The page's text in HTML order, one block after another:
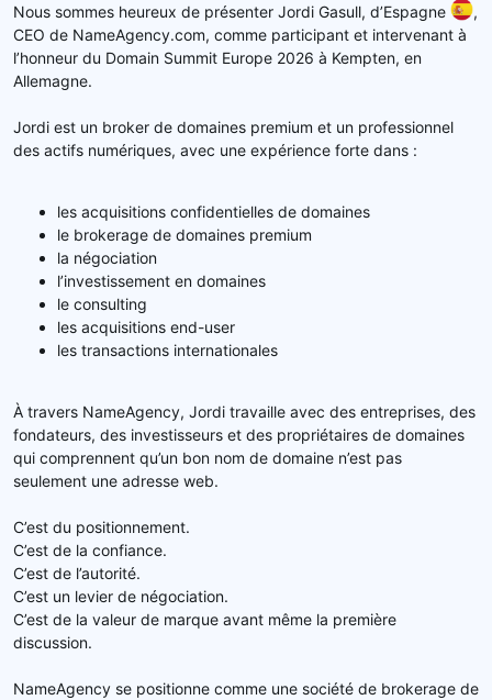
n
Nous sommes heureux de présenter Jordi Gasull, d’Espagne
,
CEO de NameAgency.com, comme participant et intervenant à
l’honneur du Domain Summit Europe 2026 à Kempten, en
Allemagne.
Jordi est un broker de domaines premium et un professionnel
des actifs numériques, avec une expérience forte dans :
les acquisitions confidentielles de domaines
le brokerage de domaines premium
la négociation
l’investissement en domaines
le consulting
les acquisitions end-user
les transactions internationales
À travers NameAgency, Jordi travaille avec des entreprises, des
fondateurs, des investisseurs et des propriétaires de domaines
qui comprennent qu’un bon nom de domaine n’est pas
seulement une adresse web.
C’est du positionnement.
C’est de la confiance.
C’est de l’autorité.
C’est un levier de négociation.
C’est de la valeur de marque avant même la première
discussion.
NameAgency se positionne comme une société de brokerage de